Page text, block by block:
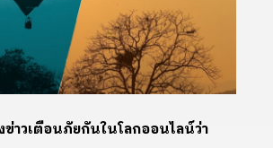
ข่าวเตือนภัยกันในโลกออนไลน์ว่า